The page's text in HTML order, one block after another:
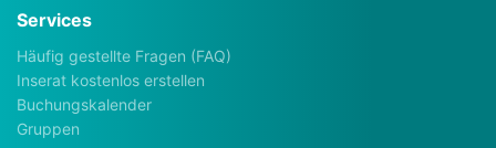
Services
Häufig gestellte Fragen (FAQ)
Inserat kostenlos erstellen
Buchungskalender
Gruppen